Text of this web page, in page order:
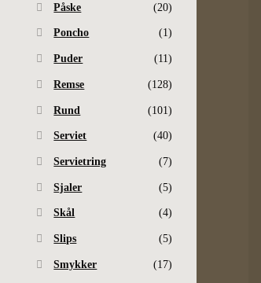
Påske (20)
Poncho (1)
Puder (11)
Remse (128)
Rund (101)
Serviet (40)
Servietring (7)
Sjaler (5)
Skål (4)
Slips (5)
Smykker (17)